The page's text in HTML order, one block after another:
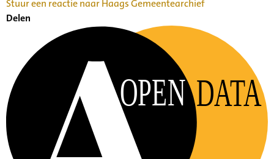
Stuur een reactie naar Haags Gemeentearchief
Delen
OPEN DATA